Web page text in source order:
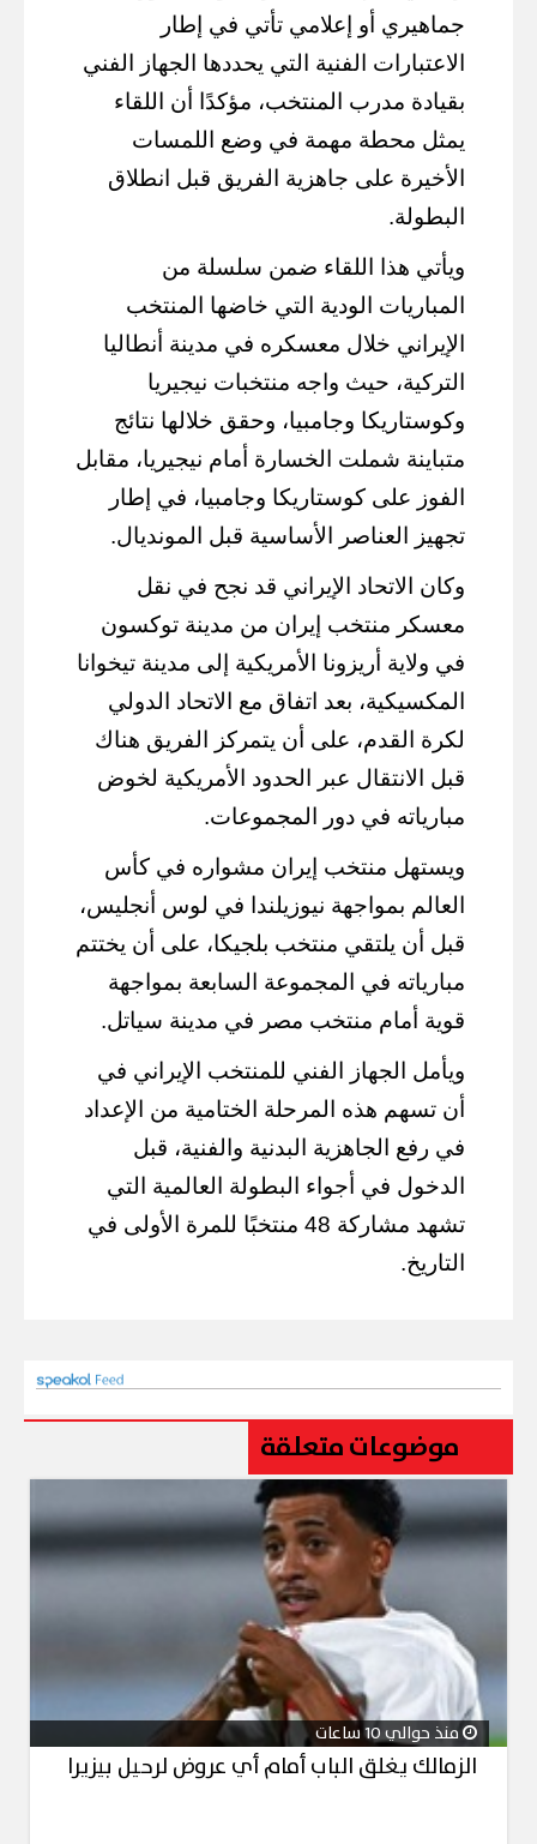
جماهيري أو إعلامي تأتي في إطار
الاعتبارات الفنية التي يحددها الجهاز الفني
بقيادة مدرب المنتخب، مؤكدًا أن اللقاء
يمثل محطة مهمة في وضع اللمسات
الأخيرة على جاهزية الفريق قبل انطلاق
البطولة.
ويأتي هذا اللقاء ضمن سلسلة من
المباريات الودية التي خاضها المنتخب
الإيراني خلال معسكره في مدينة أنطاليا
التركية، حيث واجه منتخبات نيجيريا
وكوستاريكا وجامبيا، وحقق خلالها نتائج
متباينة شملت الخسارة أمام نيجيريا، مقابل
الفوز على كوستاريكا وجامبيا، في إطار
تجهيز العناصر الأساسية قبل المونديال.
وكان الاتحاد الإيراني قد نجح في نقل
معسكر منتخب إيران من مدينة توكسون
في ولاية أريزونا الأمريكية إلى مدينة تيخوانا
المكسيكية، بعد اتفاق مع الاتحاد الدولي
لكرة القدم، على أن يتمركز الفريق هناك
قبل الانتقال عبر الحدود الأمريكية لخوض
مبارياته في دور المجموعات.
ويستهل منتخب إيران مشواره في كأس
العالم بمواجهة نيوزيلندا في لوس أنجليس،
قبل أن يلتقي منتخب بلجيكا، على أن يختتم
مبارياته في المجموعة السابعة بمواجهة
قوية أمام منتخب مصر في مدينة سياتل.
ويأمل الجهاز الفني للمنتخب الإيراني في
أن تسهم هذه المرحلة الختامية من الإعداد
في رفع الجاهزية البدنية والفنية، قبل
الدخول في أجواء البطولة العالمية التي
تشهد مشاركة 48 منتخبًا للمرة الأولى في
التاريخ.
موضوعات متعلقة
منذ حوالي 10 ساعات
الزمالك يغلق الباب أمام أي عروض لرحيل بيزيرا